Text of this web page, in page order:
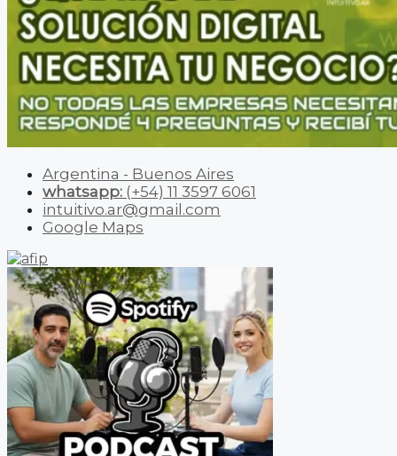
Argentina - Buenos Aires
whatsapp: (+54) 11 3597 6061
intuitivo.ar@gmail.com
Google Maps